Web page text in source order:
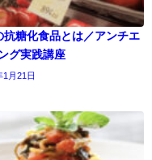
抗糖化食品とは／アンチエ
グ実践講座
1月21日